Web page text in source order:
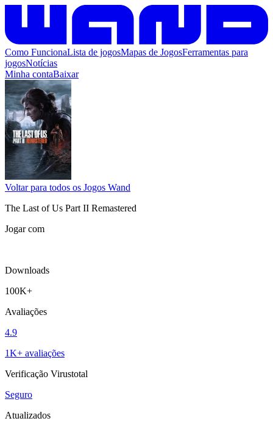
Como FuncionaLista de jogosMapas de JogosFerramentas para
jogosNotícias
Minha contaBaixar
Voltar para todos os Jogos Wand
The Last of Us Part II Remastered
Jogar com
Downloads
100K+
Avaliações
4.9
1K+ avaliações
Verificação Virustotal
Seguro
Atualizados